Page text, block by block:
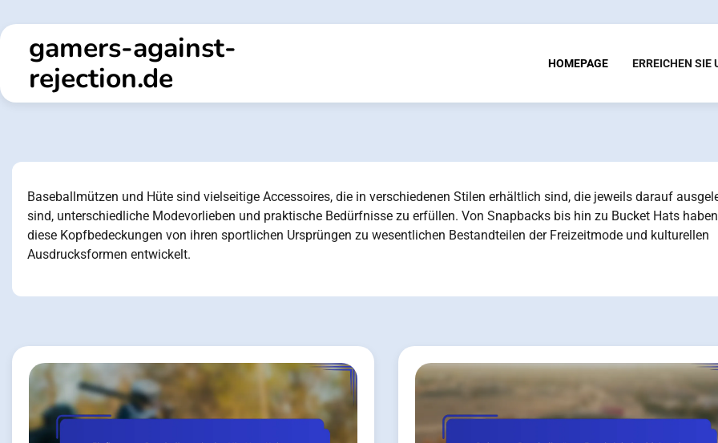
to
contentgamers-against-
rejection.de
HOMEPAGE ERREICHEN SIE
Baseballmützen und Hüte sind vielseitige Accessoires, die in verschiedenen Stilen erhältlich sind, die jeweils darauf
sind, unterschiedliche Modevorlieben und praktische Bedürfnisse zu erfüllen. Von Snapbacks bis hin zu Bucket Hats
diese Kopfbedeckungen von ihren sportlichen Ursprüngen zu wesentlichen Bestandteilen der Freizeitmode und kulturellen
Ausdrucksformen entwickelt.